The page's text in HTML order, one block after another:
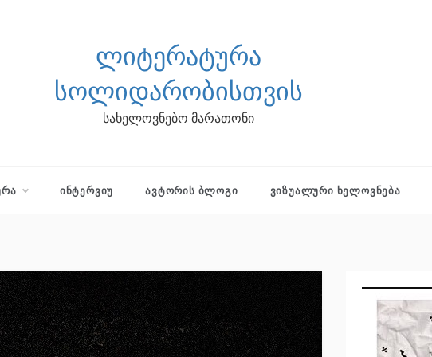
ᲚᲘᲢᲔᲠᲐᲢᲣᲠᲐ
ᲡᲝᲚᲘᲓᲐᲠᲝᲑᲘᲡᲗᲕᲘᲡ
სახელოვნებო მარათონი
ᲘᲜᲢᲔᲠᲕᲘᲣ ᲐᲕᲢᲝᲠᲘᲡ ᲑᲚᲝᲒᲘ ᲕᲘᲖᲣᲐᲚᲣᲠᲘ ᲮᲔᲚᲝᲕᲜᲔᲑᲐ